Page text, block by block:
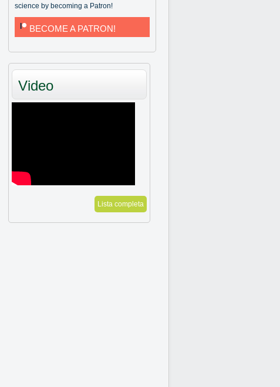
science by becoming a Patron!
BECOME A PATRON!
Video
Lista completa